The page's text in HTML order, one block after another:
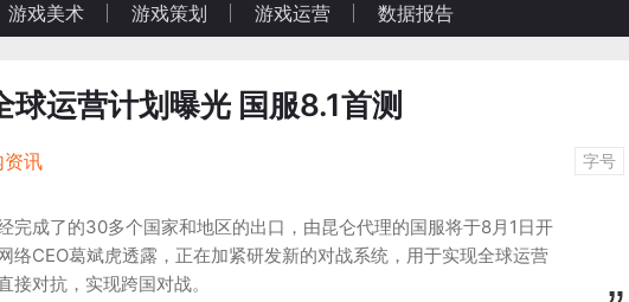
游戏美术 游戏策划 游戏运营 数据报告
球运营计划曝光 国服8.1首测
资讯 字号
完成了的30多个国家和地区的出口，由昆仑代理的国服将于8月1日开
络CEO葛斌虎透露，正在加紧研发新的对战系统，用于实现全球运营
接对抗，实现跨国对战。